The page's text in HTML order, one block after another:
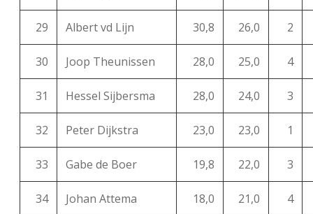
29 Albert vd Lijn 30,8 26,0 2
30 Joop Theunissen 28,0 25,0 4
31 Hessel Sijbersma 28,0 24,0 3
32 Peter Dijkstra 23,0 23,0 1
33 Gabe de Boer 19,8 22,0 3
34 Johan Attema 18,0 21,0 4